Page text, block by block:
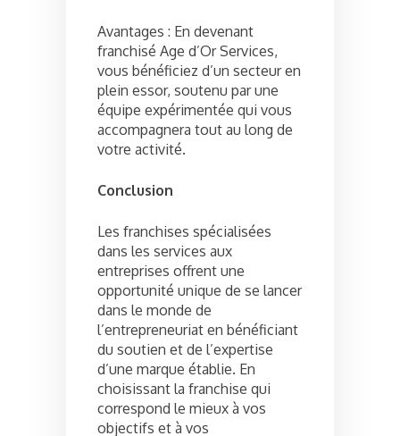
Avantages : En devenant
franchisé Age d’Or Services,
vous bénéficiez d’un secteur en
plein essor, soutenu par une
équipe expérimentée qui vous
accompagnera tout au long de
votre activité.
Conclusion
Les franchises spécialisées
dans les services aux
entreprises offrent une
opportunité unique de se lancer
dans le monde de
l’entrepreneuriat en bénéficiant
du soutien et de l’expertise
d’une marque établie. En
choisissant la franchise qui
correspond le mieux à vos
objectifs et à vos